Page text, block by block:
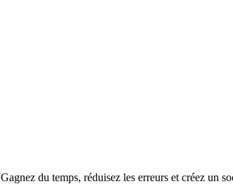
du temps, réduisez les erreurs et créez un